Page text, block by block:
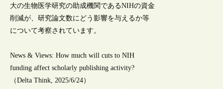
大の生物医学研究の助成機関であるNIHの資金
削減が、研究論文数にどう影響を与えるか等
について考察されています。
News & Views: How much will cuts to NIH
funding affect scholarly publishing activity?
（Delta Think, 2025/6/24）